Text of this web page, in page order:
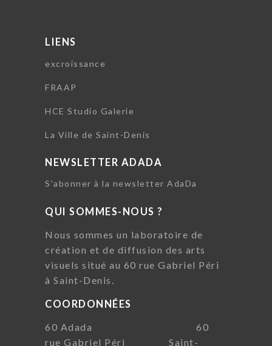
LIENS
excroissance
FRAAP
HCE Studio Galerie
La Ville de Saint-Denis
NEWSLETTER ADADA
S'abonner à la newsletter AdaDa
QUI SOMMES-NOUS ?
Nous sommes un laboratoire de
création et de diffusion des arts
visuels situé au 60 rue Gabriel Péri
à Saint-Denis.
COORDONNÉES
60 Adada 60
rue Gabriel Péri Saint-